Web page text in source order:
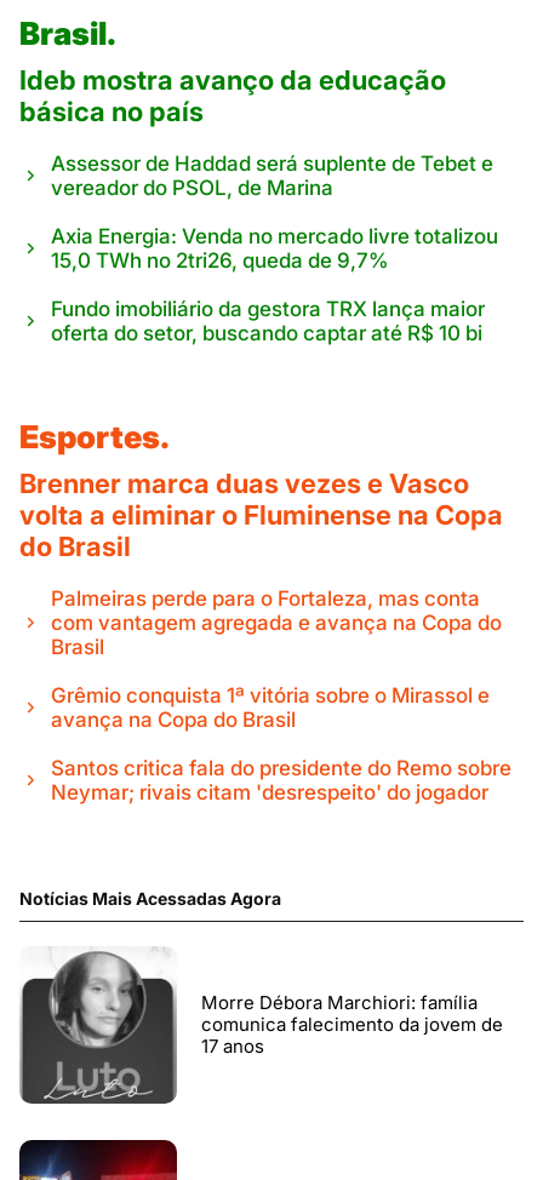
Brasil.
Ideb mostra avanço da educação
básica no país
Assessor de Haddad será suplente de Tebet e
vereador do PSOL, de Marina
Axia Energia: Venda no mercado livre totalizou
15,0 TWh no 2tri26, queda de 9,7%
Fundo imobiliário da gestora TRX lança maior
oferta do setor, buscando captar até R$ 10 bi
Esportes.
Brenner marca duas vezes e Vasco
volta a eliminar o Fluminense na Copa
do Brasil
Palmeiras perde para o Fortaleza, mas conta
com vantagem agregada e avança na Copa do
Brasil
Grêmio conquista 1ª vitória sobre o Mirassol e
avança na Copa do Brasil
Santos critica fala do presidente do Remo sobre
Neymar; rivais citam 'desrespeito' do jogador
Notícias Mais Acessadas Agora
Morre Débora Marchiori: família
comunica falecimento da jovem de
17 anos